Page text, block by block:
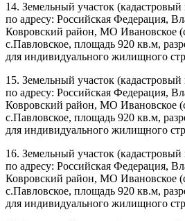
14. Земельный участок
по адресу: Российская Федерация,
Ковровский район, МО Ивановское
с.Павловское, площадь 920 кв.м,
для индивидуального жилищного
15. Земельный участок
по адресу: Российская Федерация,
Ковровский район, МО Ивановское
с.Павловское, площадь 920 кв.м,
для индивидуального жилищного
16. Земельный участок
по адресу: Российская Федерация,
Ковровский район, МО Ивановское
с.Павловское, площадь 920 кв.м,
для индивидуального жилищного